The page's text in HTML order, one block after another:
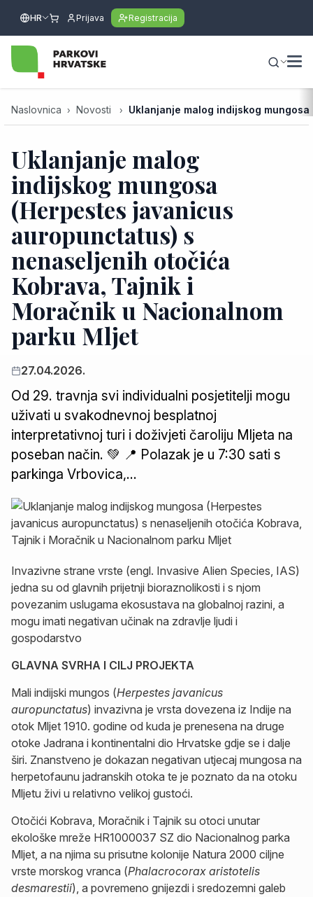
HR Prijava Registracija
Naslovnica Novosti Uklanjanje malog indijskog
Uklanjanje malog
indijskog mungosa
(Herpestes javanicus
auropunctatus) s
nenaseljenih otočića
Kobrava, Tajnik i
Moračnik u Nacionalnom
parku Mljet
27.04.2026.
Od 29. travnja svi individualni posjetitelji mogu
uživati u svakodnevnoj besplatnoj
interpretativnoj turi i doživjeti čaroliju Mljeta na
poseban način. 💚 📍 Polazak je u 7:30 sati s
parkinga Vrbovica,…
Invazivne strane vrste (engl. Invasive Alien Species, IAS)
jedna su od glavnih prijetnji bioraznolikosti i s njom
povezanim uslugama ekosustava na globalnoj razini, a
mogu imati negativan učinak na zdravlje ljudi i
gospodarstvo
GLAVNA SVRHA I CILJ PROJEKTA
Mali indijski mungos (Herpestes javanicus
auropunctatus) invazivna je vrsta dovezena iz Indije na
otok Mljet 1910. godine od kuda je prenesena na druge
otoke Jadrana i kontinentalni dio Hrvatske gdje se i dalje
širi. Znanstveno je dokazan negativan utjecaj mungosa na
herpetofaunu jadranskih otoka te je poznato da na otoku
Mljetu živi u relativno velikoj gustoći.
Otočići Kobrava, Moračnik i Tajnik su otoci unutar
ekološke mreže HR1000037 SZ dio Nacionalnog parka
Mljet, a na njima su prisutne kolonije Natura 2000 ciljne
vrste morskog vranca (Phalacrocorax aristotelis
desmarestii), a povremeno gnijezdi i sredozemni galeb